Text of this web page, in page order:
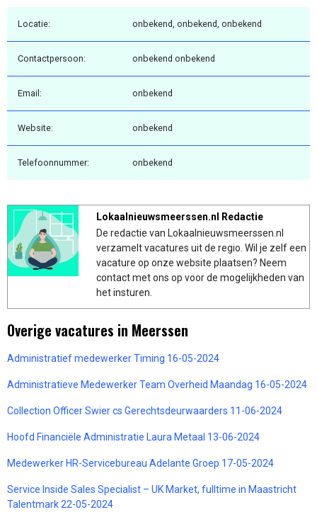
Locatie: onbekend, onbekend, onbekend
Contactpersoon: onbekend onbekend
Email: onbekend
Website: onbekend
Telefoonnummer: onbekend
Lokaalnieuwsmeerssen.nl Redactie
De redactie van Lokaalnieuwsmeerssen.nl
verzamelt vacatures uit de regio. Wil je zelf een
vacature op onze website plaatsen? Neem
contact met ons op voor de mogelijkheden van
het insturen.
Overige vacatures in Meerssen
Administratief medewerker Timing 16-05-2024
Administratieve Medewerker Team Overheid Maandag 16-05-2024
Collection Officer Swier cs Gerechtsdeurwaarders 11-06-2024
Hoofd Financiële Administratie Laura Metaal 13-06-2024
Medewerker HR-Servicebureau Adelante Groep 17-05-2024
Service Inside Sales Specialist – UK Market, fulltime in Maastricht
Talentmark 22-05-2024